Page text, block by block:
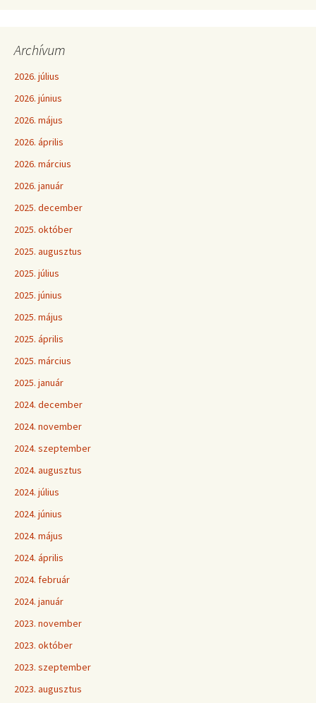
Archívum
2026. július
2026. június
2026. május
2026. április
2026. március
2026. január
2025. december
2025. október
2025. augusztus
2025. július
2025. június
2025. május
2025. április
2025. március
2025. január
2024. december
2024. november
2024. szeptember
2024. augusztus
2024. július
2024. június
2024. május
2024. április
2024. február
2024. január
2023. november
2023. október
2023. szeptember
2023. augusztus